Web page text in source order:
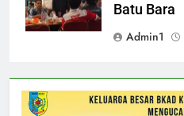
Batu Bara
Admin1